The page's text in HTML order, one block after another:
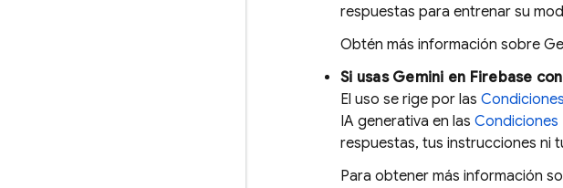
respuestas para entrenar su
Obtén más información sobre
Si usas Gemini en Firebase
El uso se rige por las
IA generativa en las Condiciones
respuestas, tus instrucciones ni
Para obtener más información